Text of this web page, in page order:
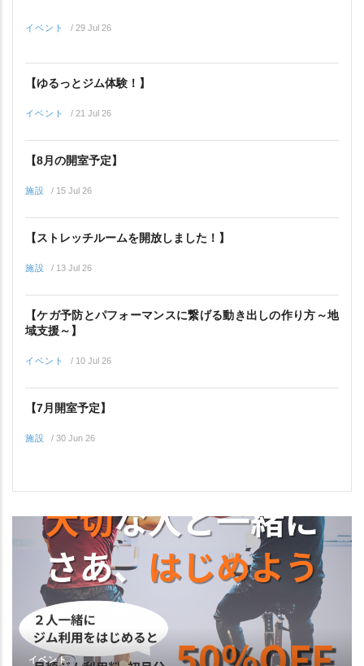
イベント / 29 Jul 26
【ゆるっとジム体験！】
イベント / 21 Jul 26
【8月の開室予定】
施設 / 15 Jul 26
【ストレッチルームを開放しました！】
施設 / 13 Jul 26
【ケガ予防とパフォーマンスに繋げる動き出しの作り方～地
域支援～】
イベント / 10 Jul 26
【7月開室予定】
施設 / 30 Jun 26
イベント